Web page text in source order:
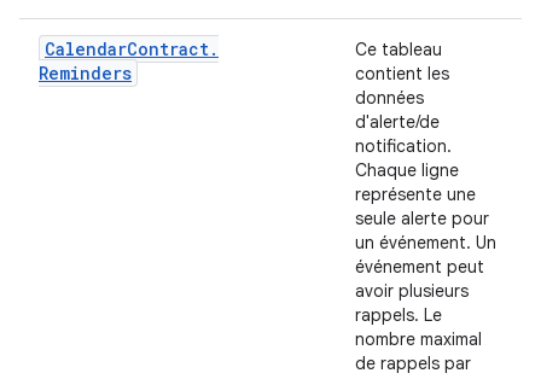
CalendarContract.
Reminders
Ce tableau
contient les
données
d'alerte/de
notification.
Chaque ligne
représente une
seule alerte pour
un événement. Un
événement peut
avoir plusieurs
rappels. Le
nombre maximal
de rappels par